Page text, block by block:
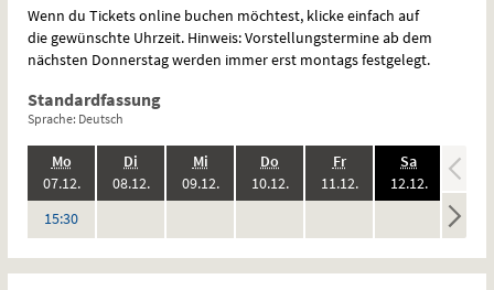
Wenn du Tickets online buchen möchtest, klicke einfach auf
die gewünschte Uhrzeit. Hinweis: Vorstellungstermine ab dem
nächsten Donnerstag werden immer erst montags festgelegt.
Standardfassung
Sprache: Deutsch
Mo.,
07.12.2026:
15:30Uhr
Di
08.12.2026:
Vorstellungen
Mi.,
09.12.2026:
Vorstellungen
Do
10.12.2026:
Vorstellungen
Fr.,
11.12.2026:
Vorstellungen
Sa.,
12.12.2026:
Vorstellungen
keine